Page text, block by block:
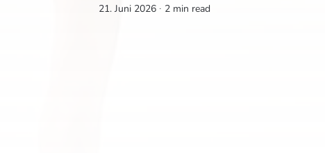
21. Juni 2026 ∙ 2 min read